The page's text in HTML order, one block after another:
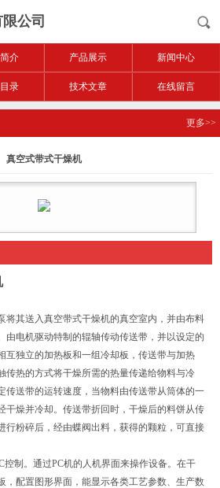
公司
介 产品展示 新闻中心
录 技术文章 在线留言
更多>>
真空式带式干燥机
将其送入真空带式干燥机的真空室内，并由布料
由电机驱动特制的辊轴传动传送带，并以设定的
互独立的加热板和一组冷却板，传送带与加热
传热的方式将干燥所需的热量传递给物料与冷
传送带的运转速度，当物料由传送带从筒体的一
干燥并冷却。传送带折回时，干燥后的料饼从传
行粉碎后，经由蝶阀出料，获得的颗粒，可直接
控制。通过PC机的人机界面来操作设备。在干
，配置图形界面，能显示各类工艺参数、生产数